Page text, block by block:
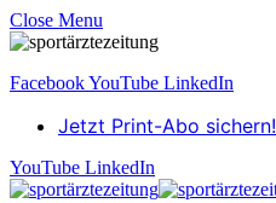
Close Menu
FacebookYouTube LinkedIn
Jetzt Print-Abo sichern!
YouTube LinkedIn